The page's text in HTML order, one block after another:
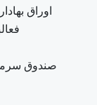
اوراق
صندوق